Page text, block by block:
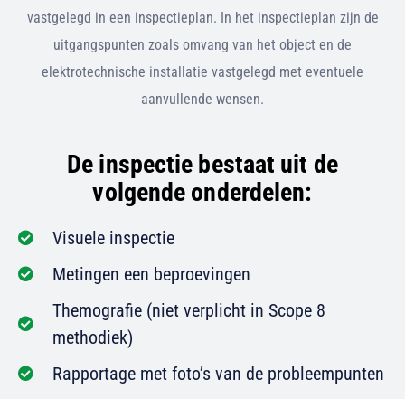
vastgelegd in een inspectieplan. In het inspectieplan zijn de
uitgangspunten zoals omvang van het object en de
elektrotechnische installatie vastgelegd met eventuele
aanvullende wensen.
De inspectie bestaat uit de
volgende onderdelen:
Visuele inspectie
Metingen een beproevingen
Themografie (niet verplicht in Scope 8
methodiek)
Rapportage met foto’s van de probleempunten